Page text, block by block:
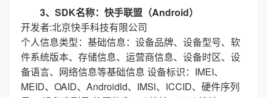
3、SDK名称：快手联盟（Android）
开发者:北京快手科技有限公司
个人信息类型：基础信息：设备品牌、设备型号、软
件系统版本、存储信息、运营商信息、设备时区、设
备语言、网络信息等基础信息 设备标识：IMEI、
MEID、OAID、Androidld、IMSl、ICCID、硬件序列